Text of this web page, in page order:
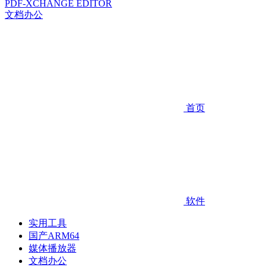
PDF-XCHANGE EDITOR
文档办公
首页
软件
实用工具
国产ARM64
媒体播放器
文档办公